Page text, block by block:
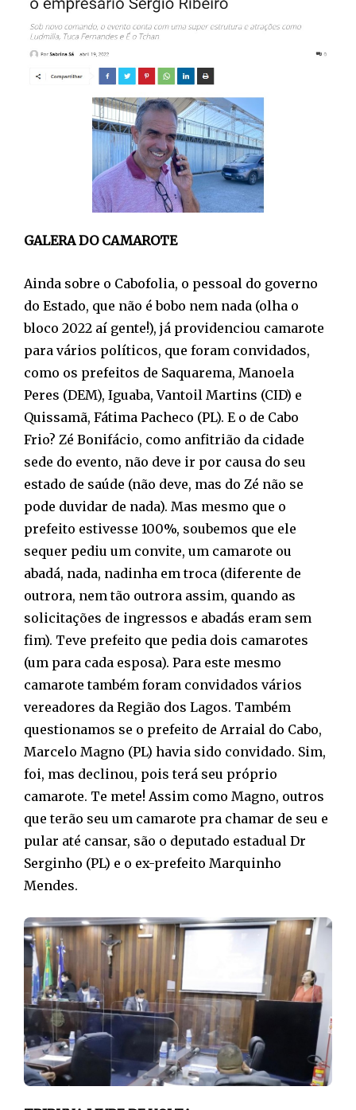
GALERA DO CAMAROTE
Ainda sobre o Cabofolia, o pessoal do governo
do Estado, que não é bobo nem nada (olha o
bloco 2022 aí gente!), já providenciou camarote
para vários políticos, que foram convidados,
como os prefeitos de Saquarema, Manoela
Peres (DEM), Iguaba, Vantoil Martins (CID) e
Quissamã, Fátima Pacheco (PL). E o de Cabo
Frio? Zé Bonifácio, como anfitrião da cidade
sede do evento, não deve ir por causa do seu
estado de saúde (não deve, mas do Zé não se
pode duvidar de nada). Mas mesmo que o
prefeito estivesse 100%, soubemos que ele
sequer pediu um convite, um camarote ou
abadá, nada, nadinha em troca (diferente de
outrora, nem tão outrora assim, quando as
solicitações de ingressos e abadás eram sem
fim). Teve prefeito que pedia dois camarotes
(um para cada esposa). Para este mesmo
camarote também foram convidados vários
vereadores da Região dos Lagos. Também
questionamos se o prefeito de Arraial do Cabo,
Marcelo Magno (PL) havia sido convidado. Sim,
foi, mas declinou, pois terá seu próprio
camarote. Te mete! Assim como Magno, outros
que terão seu um camarote pra chamar de seu e
pular até cansar, são o deputado estadual Dr
Serginho (PL) e o ex-prefeito Marquinho
Mendes.